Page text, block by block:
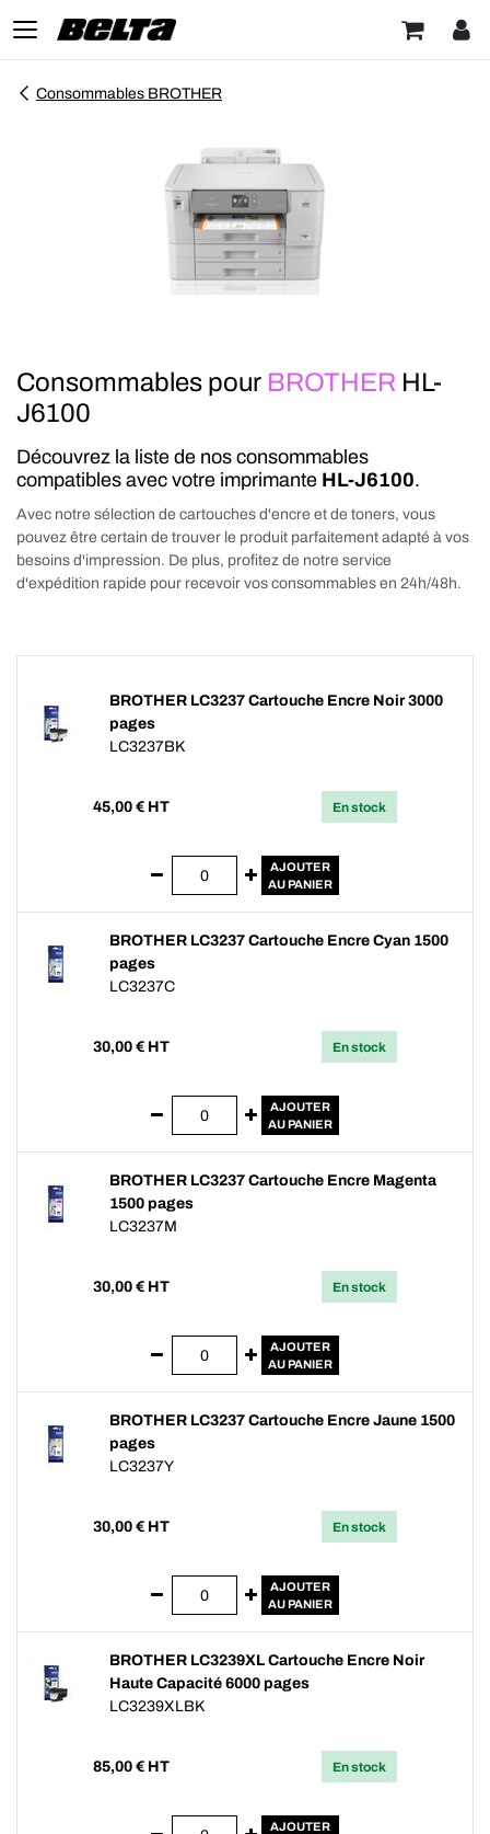
Consommables BROTHER
Consommables pour BROTHER HL-
J6100
Découvrez la liste de nos consommables
compatibles avec votre imprimante HL-J6100.
Avec notre sélection de cartouches d'encre et de toners, vous
pouvez être certain de trouver le produit parfaitement adapté à vos
besoins d'impression. De plus, profitez de notre service
d'expédition rapide pour recevoir vos consommables en 24h/48h.
BROTHER LC3237 Cartouche Encre Noir 3000
pages
LC3237BK
45,00 € HT En stock
AJOUTER
AU PANIER
BROTHER LC3237 Cartouche Encre Cyan 1500
pages
LC3237C
30,00 € HT En stock
AJOUTER
AU PANIER
BROTHER LC3237 Cartouche Encre Magenta
1500 pages
LC3237M
30,00 € HT En stock
AJOUTER
AU PANIER
BROTHER LC3237 Cartouche Encre Jaune 1500
pages
LC3237Y
30,00 € HT En stock
AJOUTER
AU PANIER
BROTHER LC3239XL Cartouche Encre Noir
Haute Capacité 6000 pages
LC3239XLBK
85,00 € HT En stock
AJOUTER